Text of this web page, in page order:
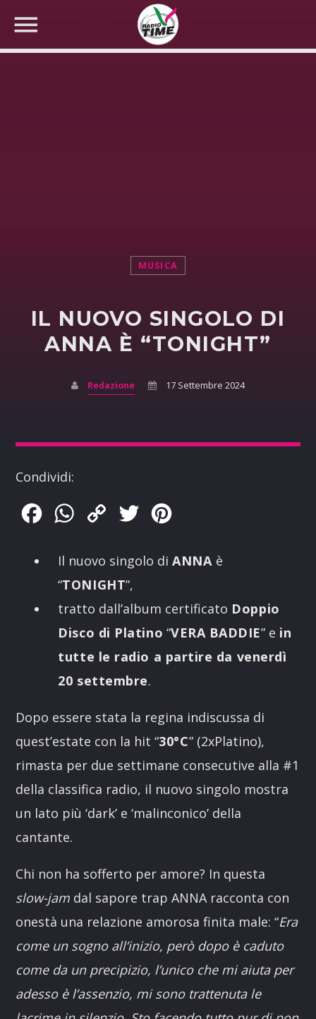
MUSICA
IL NUOVO SINGOLO DI
ANNA È “TONIGHT”
Redazione 17 Settembre 2024
Condividi:
FacebookWhatsApp
Copy
Twitter
Il nuovo singolo diANNAè
“TONIGHT”,
tratto dall’album certificato Doppio
Disco di Platino “VERA BADDIE” e in
tutte le radio a partire da venerdì
20 settembre.
Dopo essere stata la regina indiscussa di
quest’estate con la hit “30°C” (2xPlatino),
rimasta per due settimane consecutive alla #1
della classifica radio, il nuovo singolo mostra
un lato più ‘dark’ e ‘malinconico’ della
cantante.
Chi non ha sofferto per amore? In questa
slow-jam dal sapore trap ANNA racconta con
onestà una relazione amorosa finita male: “Era
come un sogno all’inizio, però dopo è caduto
come da un precipizio, l’unico che mi aiuta per
adesso è l’assenzio, mi sono trattenuta le